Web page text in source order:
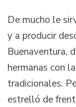
De mucho le
y a producir
Buenaventura,
hermanas con
tradicionales.
estrelló de